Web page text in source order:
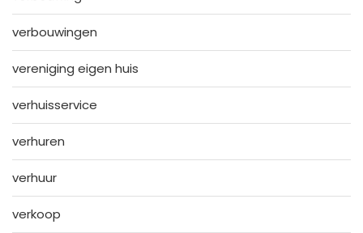
verbouwingen
vereniging eigen huis
verhuisservice
verhuren
verhuur
verkoop